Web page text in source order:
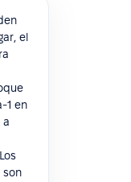
el
1 en
a
son